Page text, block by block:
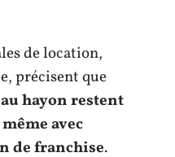
de location,
précisent que
hayon restent
avec
de franchise.